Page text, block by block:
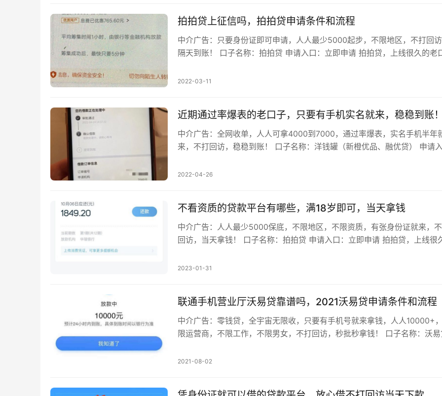
拍拍贷上征信吗，拍拍贷申请条件和流程
中介广告：只要身份证即可申请，人人最少5000起步，不限地区，不打回
隔天到账！ 口子名称：拍拍贷 申请入口：立即申请 拍拍贷，上线很久的老
2022-03-11
近期通过率爆表的老口子，只要有手机实名就来，稳稳到账
中介广告：全网收单，人人可拿4000到7000，通过率爆表，实名手机半年
来，不打回访，稳稳到账！ 口子名称：洋钱罐（新橙优品、融优贷） 申请
2022-04-26
不看资质的贷款平台有哪些，满18岁即可，当天拿钱
中介广告：人人最少5000保底，不限地区，不限资质，有张身份证就来，
回访，当天拿钱！ 口子名称：拍拍贷 申请入口：立即申请 拍拍贷，上线很
2023-01-31
联通手机营业厅沃易贷靠谱吗，2021沃易贷申请条件和流程
中介广告：零钱贷，全宇宙无限收，只要有手机号就来拿钱，人人10000+
限运营商，不限工作，不限男女，不打回访，秒批秒拿钱！ 口子名称：沃
2021-08-02